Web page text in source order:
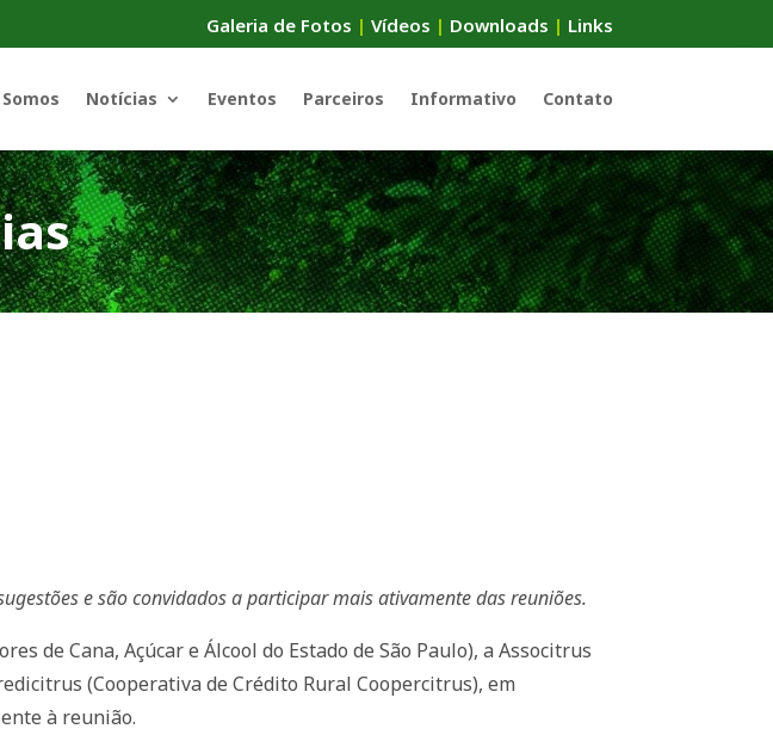
Galeria de Fotos | Vídeos | Downloads | Links
Notícias Eventos Parceiros Informativo Contato
e são convidados a participar mais ativamente das reuniões.
de Cana, Açúcar e Álcool do Estado de São Paulo), a Associtrus
(Cooperativa de Crédito Rural Coopercitrus), em
à reunião.